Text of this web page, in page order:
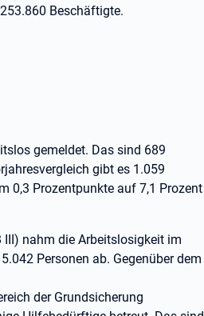
Beschäftigte.
gemeldet. Das sind 689
gibt es 1.059
0,3 Prozentpunkte auf 7,1 Prozent
III) nahm die Arbeitslosigkeit im
Personen ab. Gegenüber dem
der Grundsicherung